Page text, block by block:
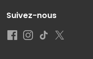
Suivez-nous